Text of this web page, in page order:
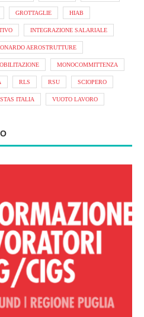
GROTTAGLIE HIAB
INTEGRAZIONE SALARIALE
AEROSTRUTTURE
MONOCOMMITTENZA
RLS RSU SCIOPERO
ITALIA VUOTO LAVORO